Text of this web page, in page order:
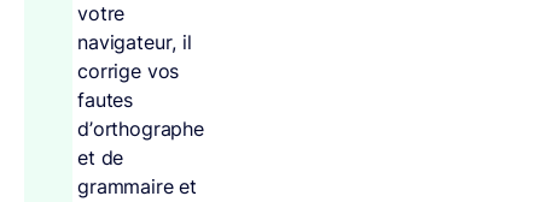
votre
navigateur, il
corrige vos
fautes
d’orthographe
et de
grammaire et